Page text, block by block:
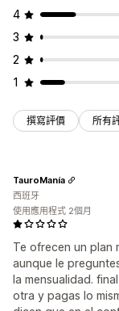
4
3
2
1
撰寫評價 所有
Te ofrecen un plan
aunque le
la mensualidad.
otra y pagas lo
TauroManía
西班牙
使用應用程式 2個月